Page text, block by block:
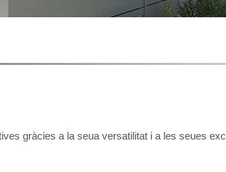
gràcies a la seua versatilitat i a les seues